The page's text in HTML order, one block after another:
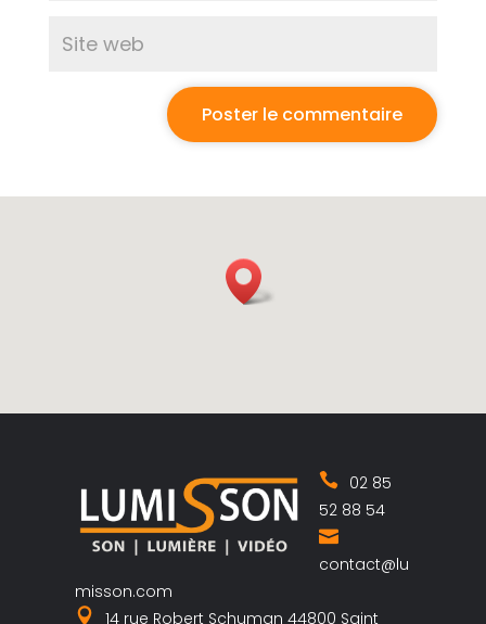
02 85
52 88 54
contact@lu
misson.com
14 rue Robert Schuman 44800 Saint